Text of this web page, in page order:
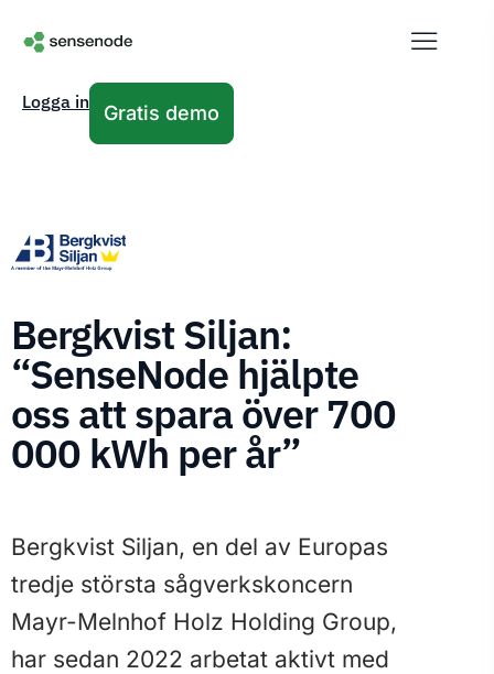
Logga in Gratis demo
Bergkvist Siljan:
“SenseNode hjälpte
oss att spara över 700
000 kWh per år”
Bergkvist Siljan, en del av Europas
tredje största sågverkskoncern
Mayr-Melnhof Holz Holding Group,
har sedan 2022 arbetat aktivt med